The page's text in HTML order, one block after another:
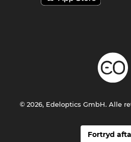
Fortryd
© 2026, Edeloptics GmbH. Alle